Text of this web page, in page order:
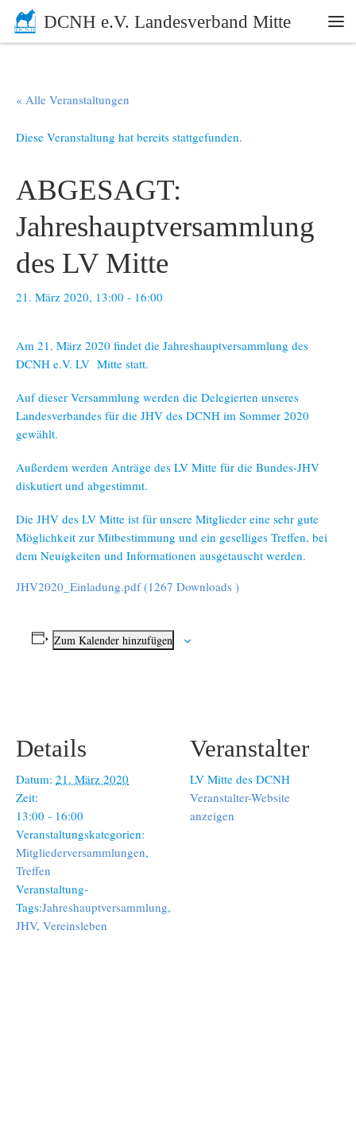
Zum Inhalt springen
DCNH e.V. Landesverband Mitte
« Alle Veranstaltungen
Diese Veranstaltung hat bereits stattgefunden.
ABGESAGT:
Jahreshauptversammlung
des LV Mitte
21. März 2020, 13:00 - 16:00
Am 21. März 2020 findet die Jahreshauptversammlung des
DCNH e.V. LV Mitte statt.
Auf dieser Versammlung werden die Delegierten unseres
Landesverbandes für die JHV des DCNH im Sommer 2020
gewählt.
Außerdem werden Anträge des LV Mitte für die Bundes-JHV
diskutiert und abgestimmt.
Die JHV des LV Mitte ist für unsere Mitglieder eine sehr gute
Möglichkeit zur Mitbestimmung und ein geselliges Treffen, bei
dem Neuigkeiten und Informationen ausgetauscht werden.
JHV2020_Einladung.pdf (1267 Downloads )
Zum Kalender hinzufügen
Details
Datum: 21. März 2020
Zeit:
13:00 - 16:00
Veranstaltungskategorien:
Mitgliederversammlungen,
Treffen
Veranstaltung-
Tags:Jahreshauptversammlung,
JHV, Vereinsleben
Veranstalter
LV Mitte des DCNH
Veranstalter-Website
anzeigen